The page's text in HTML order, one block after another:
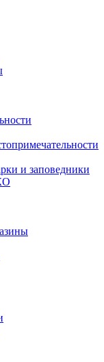
и заповедники